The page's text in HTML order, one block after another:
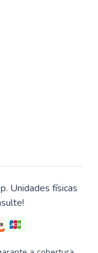
Unidades físicas